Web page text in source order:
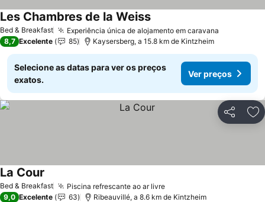
Bed & Breakfast Experiência única de alojamento em caravana
Les Chambres de la Weiss
8,7 Excelente 85 Kaysersberg, a 15.8 km de Kintzheim
Selecione as datas para ver os preços
exatos.
Ver preços
Partilhar
Bed & Breakfast Piscina refrescante ao ar livre
La Cour
9,0 Excelente 63 Ribeauvillé, a 8.6 km de Kintzheim